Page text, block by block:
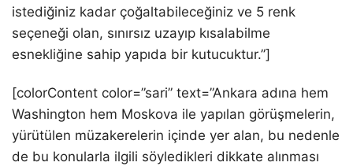
istediğiniz kadar çoğaltabileceğiniz ve 5 renk
seçeneği olan, sınırsız uzayıp kısalabilme
esnekliğine sahip yapıda bir kutucuktur.”]
[colorContent color=”sari” text=”Ankara adına hem
Washington hem Moskova ile yapılan görüşmelerin,
yürütülen müzakerelerin içinde yer alan, bu nedenle
de bu konularla ilgili söyledikleri dikkate alınması